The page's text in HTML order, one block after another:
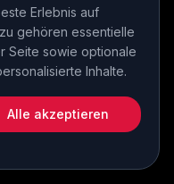
Erlebnis auf
gehören essentielle
Seite sowie optionale
Inhalte.
Alle akzeptieren